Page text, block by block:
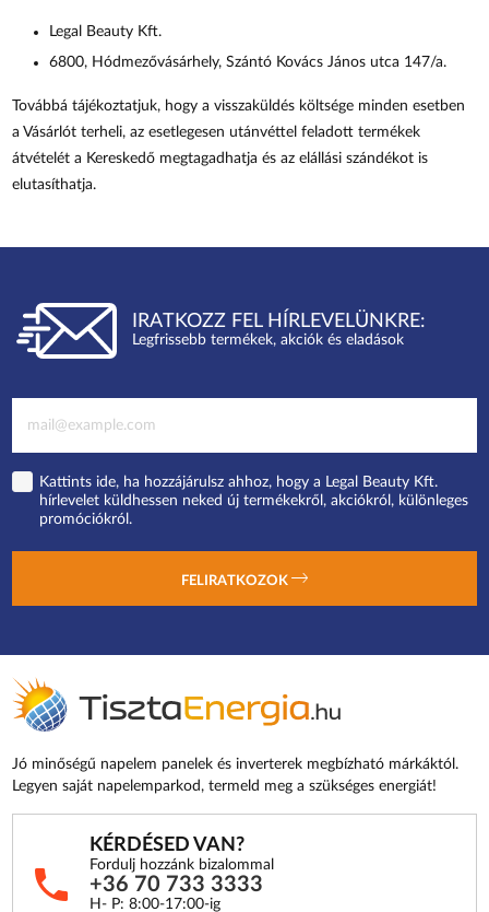
Legal Beauty Kft.
6800, Hódmezővásárhely, Szántó Kovács János utca 147/a.
Továbbá tájékoztatjuk, hogy a visszaküldés költsége minden esetben
a Vásárlót terheli, az esetlegesen utánvéttel feladott termékek
átvételét a Kereskedő megtagadhatja és az elállási szándékot is
elutasíthatja.
IRATKOZZ FEL HÍRLEVELÜNKRE:
Legfrissebb termékek, akciók és eladások
Kattints ide, ha hozzájárulsz ahhoz, hogy a Legal Beauty Kft.
hírlevelet küldhessen neked új termékekről, akciókról, különleges
promóciókról.
FELIRATKOZOK
Jó minőségű napelem panelek és inverterek megbízható márkáktól.
Legyen saját napelemparkod, termeld meg a szükséges energiát!
KÉRDÉSED VAN?
Fordulj hozzánk bizalommal
+36 70 733 3333
H- P: 8:00-17:00-ig